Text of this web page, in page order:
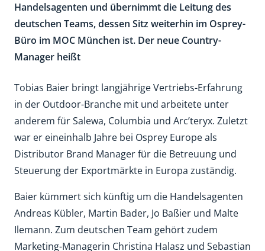
Handelsagenten und übernimmt die Leitung des
deutschen Teams, dessen Sitz weiterhin im Osprey-
Büro im MOC München ist. Der neue Country-
Manager heißt
Tobias Baier bringt langjährige Vertriebs-Erfahrung
in der Outdoor-Branche mit und arbeitete unter
anderem für Salewa, Columbia und Arc’teryx. Zuletzt
war er eineinhalb Jahre bei Osprey Europe als
Distributor Brand Manager für die Betreuung und
Steuerung der Exportmärkte in Europa zuständig.
Baier kümmert sich künftig um die Handelsagenten
Andreas Kübler, Martin Bader, Jo Baßier und Malte
Ilemann. Zum deutschen Team gehört zudem
Marketing-Managerin Christina Halasz und Sebastian